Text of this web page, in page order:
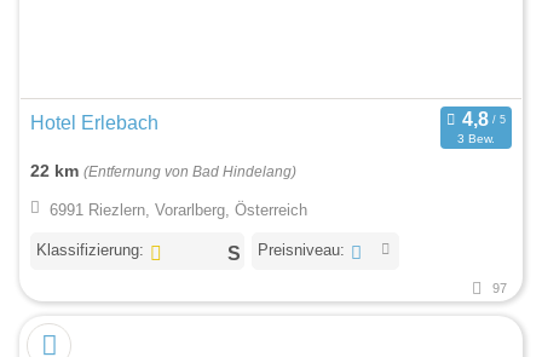
Hotel Erlebach
3 Bew.
22 km (Entfernung von Bad Hindelang)
6991 Riezlern, Vorarlberg, Österreich
Klassifizierung: Preisniveau:
97